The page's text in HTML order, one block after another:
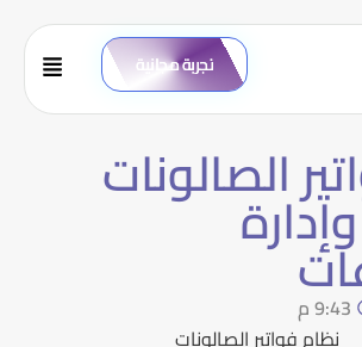
تجربة مجانية
الصالونات
9:43 م